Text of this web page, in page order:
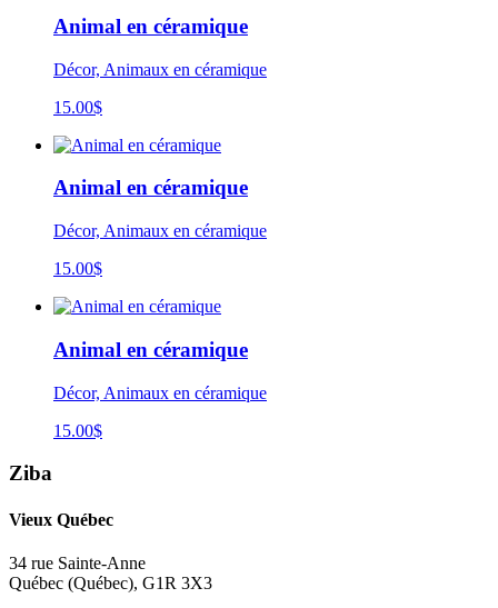
Animal en céramique
Décor, Animaux en céramique
15.00$
Animal en céramique
Décor, Animaux en céramique
15.00$
Animal en céramique
Décor, Animaux en céramique
15.00$
Ziba
Vieux Québec
34 rue Sainte-Anne
Québec (Québec), G1R 3X3